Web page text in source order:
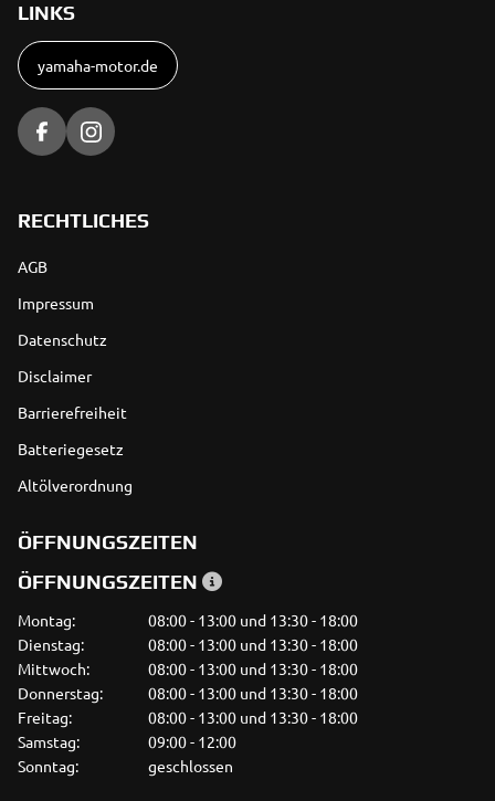
LINKS
yamaha-motor.de
RECHTLICHES
AGB
Impressum
Datenschutz
Disclaimer
Barrierefreiheit
Batteriegesetz
Altölverordnung
ÖFFNUNGSZEITEN
ÖFFNUNGSZEITEN
Montag:
08:00 - 13:00 und 13:30 - 18:00
Dienstag:
08:00 - 13:00 und 13:30 - 18:00
Mittwoch:
08:00 - 13:00 und 13:30 - 18:00
Donnerstag:
08:00 - 13:00 und 13:30 - 18:00
Freitag:
08:00 - 13:00 und 13:30 - 18:00
Samstag:
09:00 - 12:00
Sonntag:
geschlossen